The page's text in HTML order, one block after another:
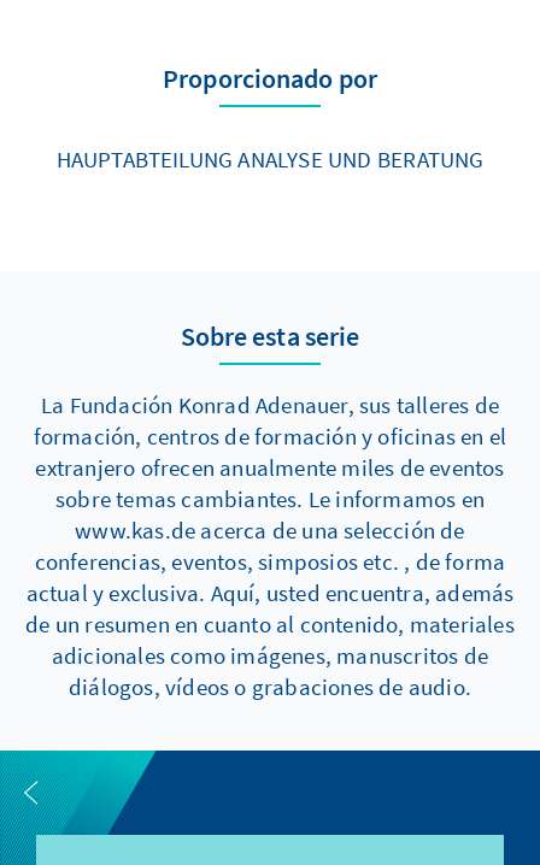
Proporcionado por
HAUPTABTEILUNG ANALYSE UND BERATUNG
Sobre esta serie
La Fundación Konrad Adenauer, sus talleres de
formación, centros de formación y oficinas en el
extranjero ofrecen anualmente miles de eventos
sobre temas cambiantes. Le informamos en
www.kas.de acerca de una selección de
conferencias, eventos, simposios etc. , de forma
actual y exclusiva. Aquí, usted encuentra, además
de un resumen en cuanto al contenido, materiales
adicionales como imágenes, manuscritos de
diálogos, vídeos o grabaciones de audio.